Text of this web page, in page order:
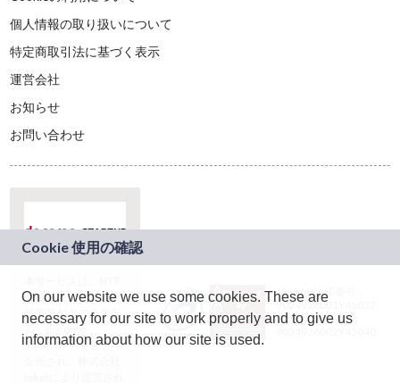
個人情報の取り扱いについて
特定商取引法に基づく表示
運営会社
お知らせ
お問い合わせ
ドコモグループの新
規事業創出プログラ
ム「docomo
STARTUP」を通じて
JASRAC許諾番号：
9024936001Y45037
JASRAC許諾番号：
On our website we use some cookies. These are
necessary for our site to work properly and to give us
information about how our site is used.